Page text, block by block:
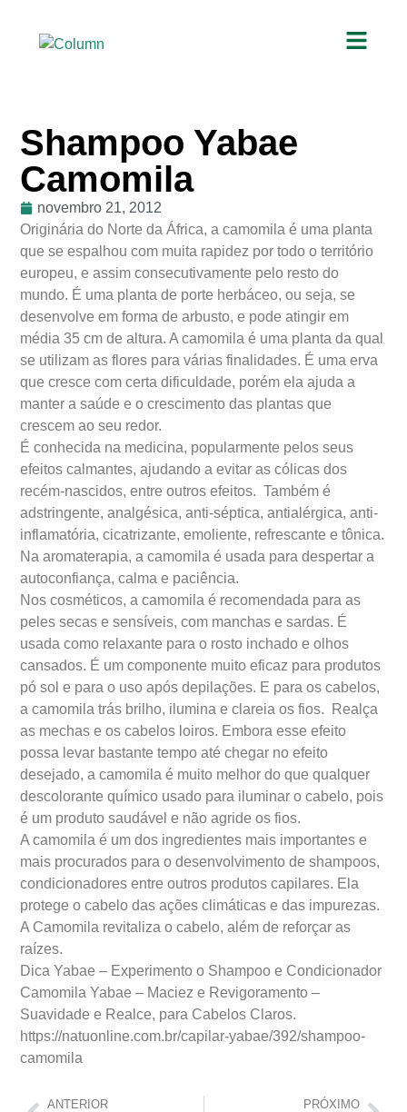
Shampoo Yabae
Camomila
novembro 21, 2012
Originária do Norte da África, a camomila é uma planta
que se espalhou com muita rapidez por todo o território
europeu, e assim consecutivamente pelo resto do
mundo. É uma planta de porte herbáceo, ou seja, se
desenvolve em forma de arbusto, e pode atingir em
média 35 cm de altura. A camomila é uma planta da qual
se utilizam as flores para várias finalidades. É uma erva
que cresce com certa dificuldade, porém ela ajuda a
manter a saúde e o crescimento das plantas que
crescem ao seu redor.
É conhecida na medicina, popularmente pelos seus
efeitos calmantes, ajudando a evitar as cólicas dos
recém-nascidos, entre outros efeitos. Também é
adstringente, analgésica, anti-séptica, antialérgica, anti-
inflamatória, cicatrizante, emoliente, refrescante e tônica.
Na aromaterapia, a camomila é usada para despertar a
autoconfiança, calma e paciência.
Nos cosméticos, a camomila é recomendada para as
peles secas e sensíveis, com manchas e sardas. É
usada como relaxante para o rosto inchado e olhos
cansados. É um componente muito eficaz para produtos
pó sol e para o uso após depilações. E para os cabelos,
a camomila trás brilho, ilumina e clareia os fios. Realça
as mechas e os cabelos loiros. Embora esse efeito
possa levar bastante tempo até chegar no efeito
desejado, a camomila é muito melhor do que qualquer
descolorante químico usado para iluminar o cabelo, pois
é um produto saudável e não agride os fios.
A camomila é um dos ingredientes mais importantes e
mais procurados para o desenvolvimento de shampoos,
condicionadores entre outros produtos capilares. Ela
protege o cabelo das ações climáticas e das impurezas.
A Camomila revitaliza o cabelo, além de reforçar as
raízes.
Dica Yabae – Experimento o Shampoo e Condicionador
Camomila Yabae – Maciez e Revigoramento –
Suavidade e Realce, para Cabelos Claros.
https://natuonline.com.br/capilar-yabae/392/shampoo-
camomila
ANTERIOR PRÓXIMO